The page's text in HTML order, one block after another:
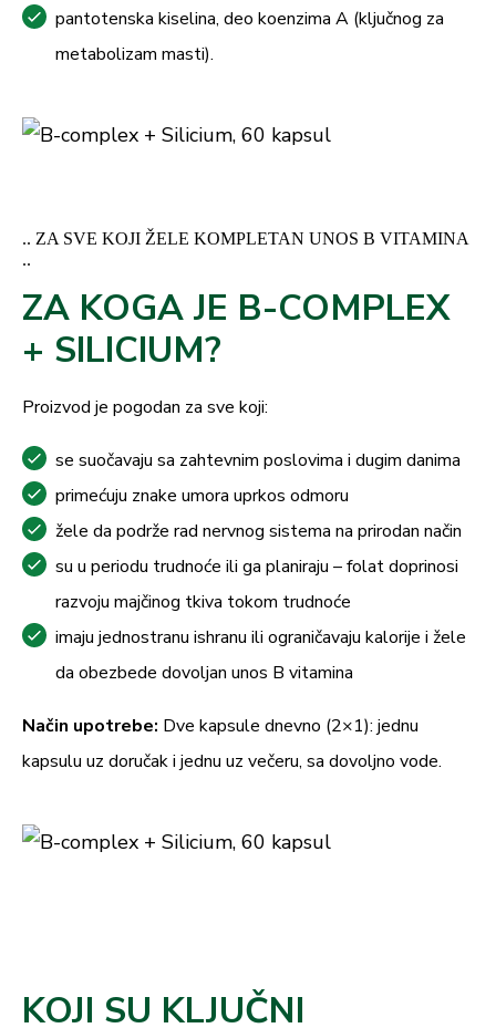
pantotenska kiselina, deo koenzima A (ključnog za
metabolizam masti).
.. ZA SVE KOJI ŽELE KOMPLETAN UNOS B VITAMINA
..
ZA KOGA JE B-COMPLEX
+ SILICIUM?
Proizvod je pogodan za sve koji:
se suočavaju sa zahtevnim poslovima i dugim danima
primećuju znake umora uprkos odmoru
žele da podrže rad nervnog sistema na prirodan način
su u periodu trudnoće ili ga planiraju – folat doprinosi
razvoju majčinog tkiva tokom trudnoće
imaju jednostranu ishranu ili ograničavaju kalorije i žele
da obezbede dovoljan unos B vitamina
Način upotrebe: Dve kapsule dnevno (2×1): jednu
kapsulu uz doručak i jednu uz večeru, sa dovoljno vode.
KOJI SU KLJUČNI